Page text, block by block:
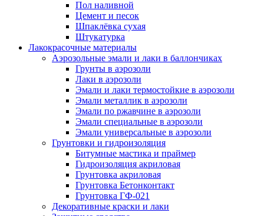
Пол наливной
Цемент и песок
Шпаклёвка сухая
Штукатурка
Лакокрасочные материалы
Аэрозольные эмали и лаки в баллончиках
Грунты в аэрозоли
Лаки в аэрозоли
Эмали и лаки термостойкие в аэрозоли
Эмали металлик в аэрозоли
Эмали по ржавчине в аэрозоли
Эмали специальные в аэрозоли
Эмали универсальные в аэрозоли
Грунтовки и гидроизоляция
Битумные мастика и праймер
Гидроизоляция акриловая
Грунтовка акриловая
Грунтовка Бетонконтакт
Грунтовка ГФ-021
Декоративные краски и лаки